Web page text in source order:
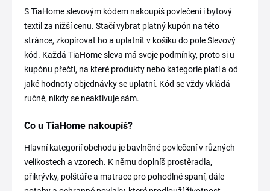
S TiaHome slevovým kódem nakoupíš povlečení i bytový
textil za nižší cenu. Stačí vybrat platný kupón na této
stránce, zkopírovat ho a uplatnit v košíku do pole Slevový
kód. Každá TiaHome sleva má svoje podmínky, proto si u
kupónu přečti, na které produkty nebo kategorie platí a od
jaké hodnoty objednávky se uplatní. Kód se vždy vkládá
ručně, nikdy se neaktivuje sám.
Co u TiaHome nakoupíš?
Hlavní kategorií obchodu je bavlněné povlečení v různých
velikostech a vzorech. K němu doplníš prostěradla,
přikrývky, polštáře a matrace pro pohodlné spaní, dále